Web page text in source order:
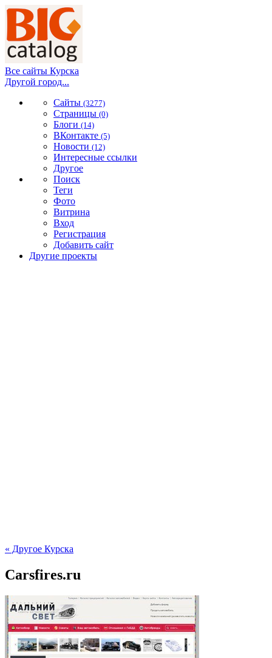
Все сайты Курска
Другой город...
Сайты (3277)
Страницы (0)
Блоги (14)
ВКонтакте (5)
Новости (12)
Интересные ссылки
Другое
Поиск
Теги
Фото
Витрина
Вход
Регистрация
Добавить сайт
Другие проекты
« Другое Курска
Carsfires.ru